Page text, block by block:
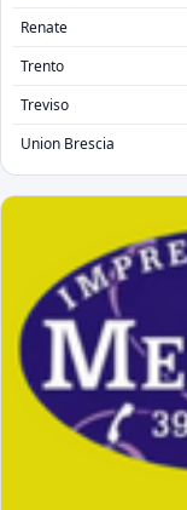
Renate
Trento
Treviso
Union Brescia